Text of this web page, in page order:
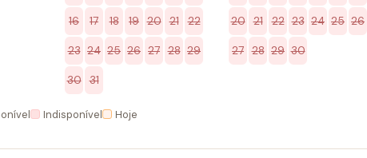
16 17 18 19 20 21 22
23 24 25 26 27 28 29
30 31
20 21 22 23 24 25 26
27 28 29 30
Indisponível Hoje